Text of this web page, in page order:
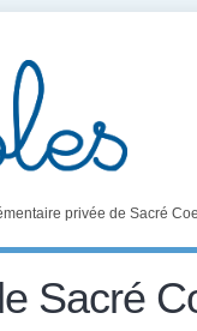
privée de Sacré
Sacré